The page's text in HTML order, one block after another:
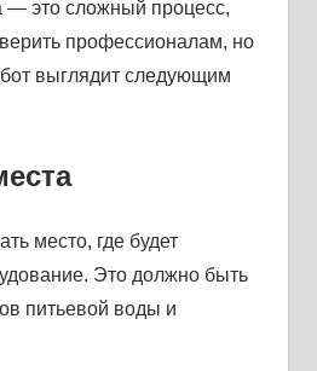
— это сложный процесс,
профессионалам, но
выглядит следующим
место, где будет
Это должно быть
питьевой воды и